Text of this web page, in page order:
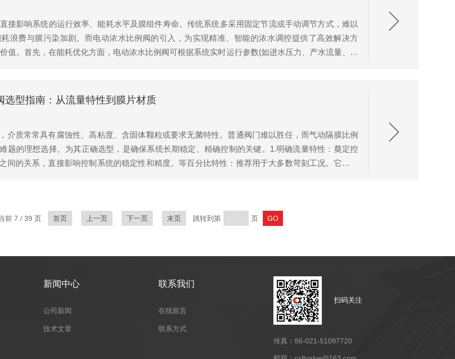
接影响系统的运行效率、能耗水平及膜组件寿命。传统系统多采用固定节流或手动调节方式，难以
浪费与膜污染加剧。而电动浓水比例阀的引入，为实现精准、智能的浓水调控提供了高效解决方
值。首先，在能耗优化方面，电动浓水比例阀可根据系统实时运行参数(如进水压力、产水流量、回
型指南：从流量特性到膜片材质
介质常常具有腐蚀性、高粘度、含固体颗粒或要求无菌特性。普通阀门难以胜任，而气动隔膜比例
题的理想选择。为其正确选型，是确保系统长期稳定、精确控制的关键。1.明确流量特性：奠定控
间的关系，直接影响控制系统的稳定性和精度。等百分比特性：推荐用于大多数苛刻工况。它在小
前 7 / 39 页 首页 上一页 下一页 末页 跳转到第 页
新闻中心
公司新闻
技术文章
联系我们
在线留言
联系方式
扫码关注
传真：86-021-51097720